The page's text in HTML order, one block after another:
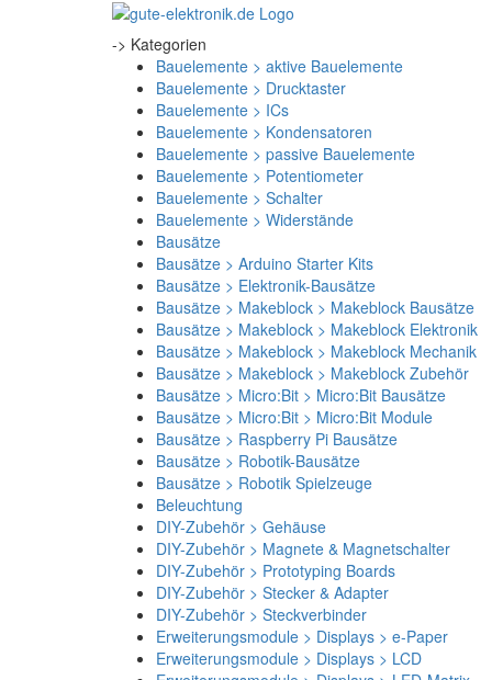
-> Kategorien
Bauelemente > aktive Bauelemente
Bauelemente > Drucktaster
Bauelemente > ICs
Bauelemente > Kondensatoren
Bauelemente > passive Bauelemente
Bauelemente > Potentiometer
Bauelemente > Schalter
Bauelemente > Widerstände
Bausätze
Bausätze > Arduino Starter Kits
Bausätze > Elektronik-Bausätze
Bausätze > Makeblock > Makeblock Bausätze
Bausätze > Makeblock > Makeblock Elektronik
Bausätze > Makeblock > Makeblock Mechanik
Bausätze > Makeblock > Makeblock Zubehör
Bausätze > Micro:Bit > Micro:Bit Bausätze
Bausätze > Micro:Bit > Micro:Bit Module
Bausätze > Raspberry Pi Bausätze
Bausätze > Robotik-Bausätze
Bausätze > Robotik Spielzeuge
Beleuchtung
DIY-Zubehör > Gehäuse
DIY-Zubehör > Magnete & Magnetschalter
DIY-Zubehör > Prototyping Boards
DIY-Zubehör > Stecker & Adapter
DIY-Zubehör > Steckverbinder
Erweiterungsmodule > Displays > e-Paper
Erweiterungsmodule > Displays > LCD